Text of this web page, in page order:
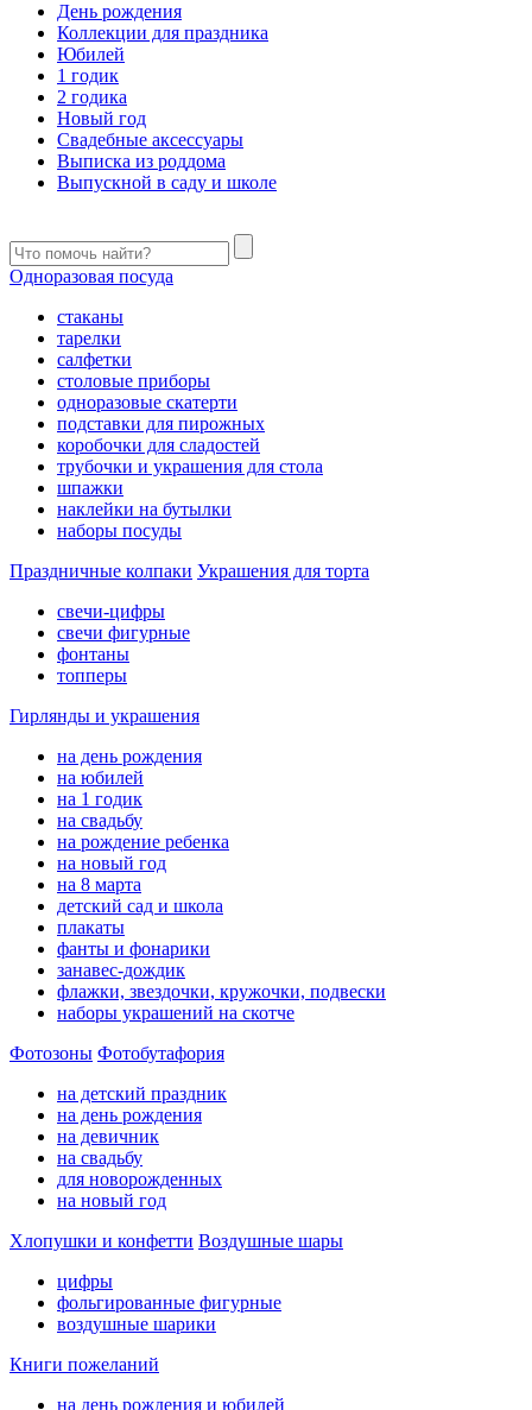
День рождения
Коллекции для праздника
Юбилей
1 годик
2 годика
Новый год
Свадебные аксессуары
Выписка из роддома
Выпускной в саду и школе
Одноразовая посуда
стаканы
тарелки
салфетки
столовые приборы
одноразовые скатерти
подставки для пирожных
коробочки для сладостей
трубочки и украшения для стола
шпажки
наклейки на бутылки
наборы посуды
Праздничные колпаки Украшения для торта
свечи-цифры
свечи фигурные
фонтаны
топперы
Гирлянды и украшения
на день рождения
на юбилей
на 1 годик
на свадьбу
на рождение ребенка
на новый год
на 8 марта
детский сад и школа
плакаты
фанты и фонарики
занавес-дождик
флажки, звездочки, кружочки, подвески
наборы украшений на скотче
Фотозоны Фотобутафория
на детский праздник
на день рождения
на девичник
на свадьбу
для новорожденных
на новый год
Хлопушки и конфетти Воздушные шары
цифры
фольгированные фигурные
воздушные шарики
Книги пожеланий
на день рождения и юбилей